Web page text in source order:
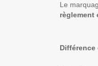
Le
règlement
Différence